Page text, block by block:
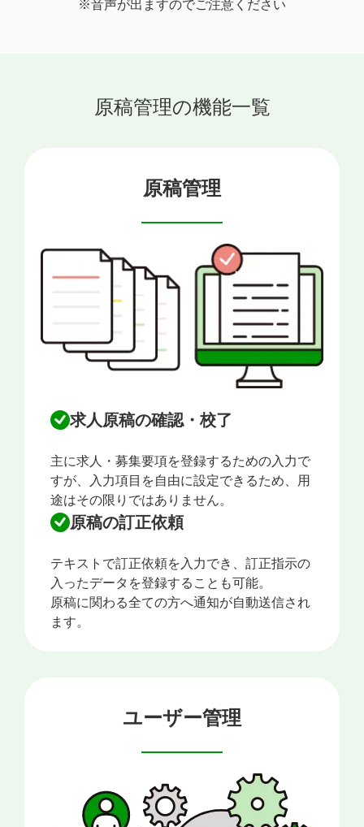
※音声が出ますのでご注意ください
原稿管理の機能一覧
原稿管理
求人原稿の確認・校了
主に求人・募集要項を登録するための入力で
すが、入力項目を自由に設定できるため、用
途はその限りではありません。
原稿の訂正依頼
テキストで訂正依頼を入力でき、訂正指示の
入ったデータを登録することも可能。
原稿に関わる全ての方へ通知が自動送信され
ます。
ユーザー管理